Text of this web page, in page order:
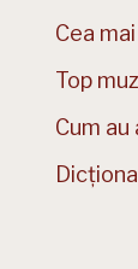
Cea
Top
Cum au